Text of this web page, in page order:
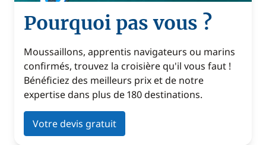
Pourquoi pas vous ?
Moussaillons, apprentis navigateurs ou marins
confirmés, trouvez la croisière qu'il vous faut !
Bénéficiez des meilleurs prix et de notre
expertise dans plus de 180 destinations.
Votre devis gratuit